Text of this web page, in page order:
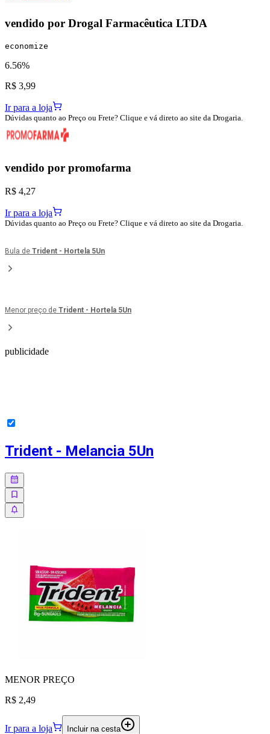
vendido por Drogal Farmacêutica LTDA
economize
6.56%
R$ 3,99
Ir para a loja
Dúvidas quanto ao Preço ou Frete? Clique e vá direto ao site da Drogaria.
vendido por promofarma
R$ 4,27
Ir para a loja
Dúvidas quanto ao Preço ou Frete? Clique e vá direto ao site da Drogaria.
Bula de Trident - Hortela 5Un
Menor preço de Trident - Hortela 5Un
publicidade
Trident - Melancia 5Un
MENOR PREÇO
R$ 2,49
Ir para a loja Incluir na cesta